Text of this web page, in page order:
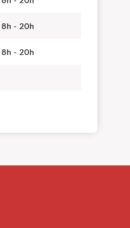
8h - 20h
8h - 20h